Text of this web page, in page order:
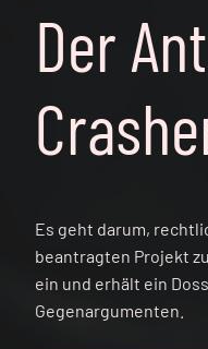
Der
Es geht darum,
beantragten Projekt
ein und erhält ein
Gegenargumenten.